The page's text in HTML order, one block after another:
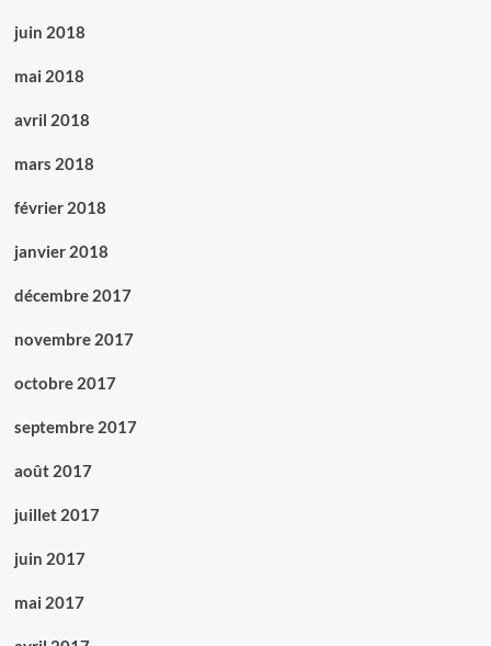
juin 2018
mai 2018
avril 2018
mars 2018
février 2018
janvier 2018
décembre 2017
novembre 2017
octobre 2017
septembre 2017
août 2017
juillet 2017
juin 2017
mai 2017